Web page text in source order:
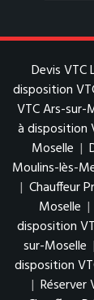
Devis VTC
disposition
VTC Ars-sur-
à disposition
Moselle |
Moulins-lès-
| Chauffeur
Moselle |
disposition
sur-Moselle |
disposition
| Réserver